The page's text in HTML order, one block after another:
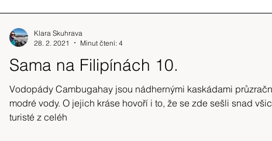
Sama na Filipínách 10.
Vodopády Cambugahay jsou nádhernými kaskádami
modré vody. O jejich kráse hovoří i to, že se zde sešli snad
turisté z celéh
Klara Skuhrava
28. 2. 2021
Minut čtení: 4